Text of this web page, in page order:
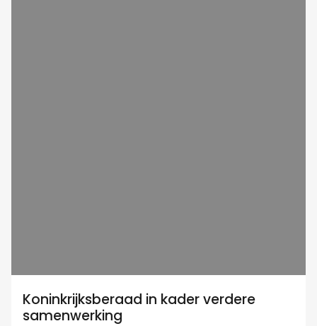
Koninkrijksberaad in kader verdere
samenwerking